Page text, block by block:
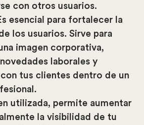
con otros usuarios.
esencial para fortalecer la
los usuarios. Sirve para
imagen corporativa,
laborales y
tus clientes dentro de un
utilizada, permite aumentar
la visibilidad de tu